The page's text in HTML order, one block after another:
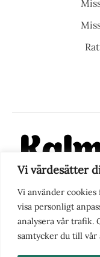
Vi värdesätter
Vi använder
visa personligt
analysera vår trafik.
samtycker du till vår
KalmarPosten är en
fokus på
perspektivet, vill
berättelser och